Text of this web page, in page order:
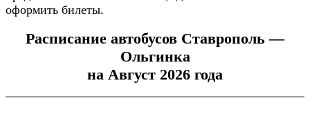
оформить билеты.
Расписание автобусов Ставрополь —
Ольгинка
на Август 2026 года